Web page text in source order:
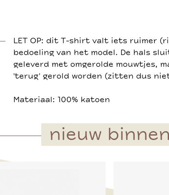
LET OP: dit T-shirt valt iets ruimer
bedoeling van het model. De hals
geleverd met omgerolde mouwtjes,
'terug' gerold worden (zitten dus
Materiaal: 100% katoen
nieuw binnen